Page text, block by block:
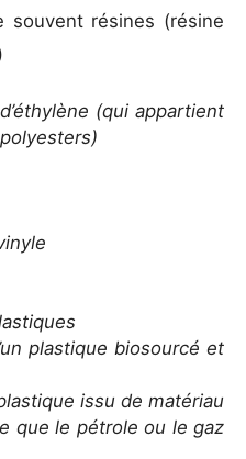
souvent résines (résine
(qui appartient
plastique biosourcé et
issu de matériau
que le pétrole ou le gaz